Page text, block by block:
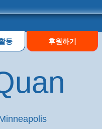
동 후원하기